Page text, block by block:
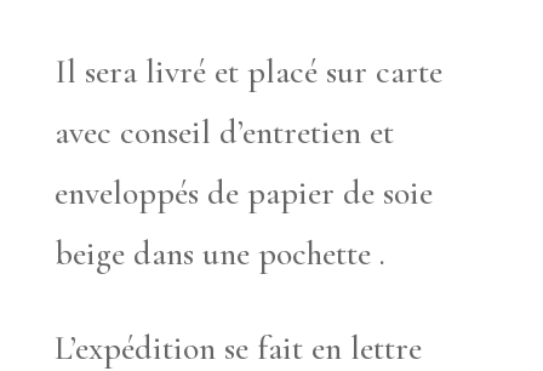
Il sera livré et placé sur carte
avec conseil d’entretien et
enveloppés de papier de soie
beige dans une pochette .
L’expédition se fait en lettre